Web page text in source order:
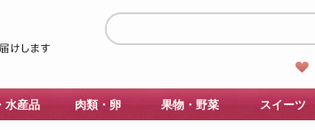
水産品 肉類・卵 果物・野菜 スイーツ